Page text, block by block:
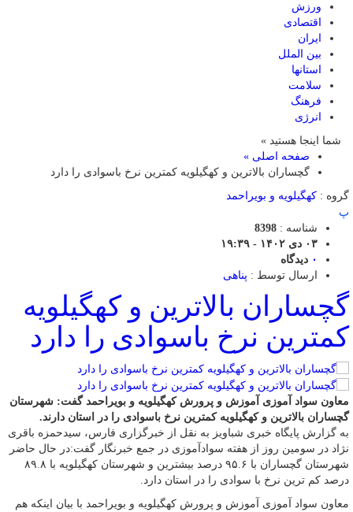
ورزش
اقتصادی
ایران
بین الملل
استانها
سلامت
فرهنگ
انرژی
شما اینجا هستید »
صفحه اصلی »
گچساران بالاترین و کهگیلویه کمترین نرخ باسوادی را دارد
گروه : کهگیلویه و بویراحمد
پ
شناسه : 8398
۰۳ دی ۱۴۰۲ - ۱۹:۳۹
۰ دیدگاه
ارسال توسط : پناهی
گچساران بالاترین و کهگیلویه
کمترین نرخ باسوادی را دارد
معاون سواد آموزی آموزش و پرورش کهگیلویه و بویراحمد گفت: شهرستان
گچساران بالاترین و کهگیلویه کمترین نرخ باسوادی را در استان دارند.
به گزارش پایگاه خبری شباویز به نقل از خبرگزاری فارس، سیدحمزه باقری
نژاد در سومین روز از هفته سوادآموزی در جمع خبرنگار گفت:در حال حاضر
شهرستان گچساران با ۹۵.۶ درصد بیشترین و شهرستان کهگیلویه با ۸۹.۸
درصد کم ترین نرخ با سوادی را در استان دارد.
معاون سواد آموزی آموزش و پرورش کهگیلویه و بویراحمد با بیان اینکه هم